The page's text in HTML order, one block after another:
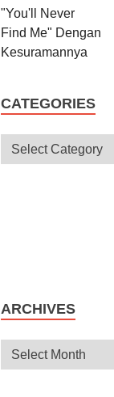
CATEGORIES
ARCHIVES